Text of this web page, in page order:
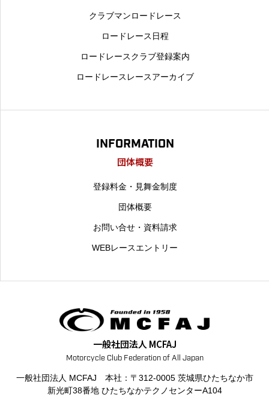
クラブマンロードレース
ロードレース日程
ロードレースクラブ登録案内
ロードレースレースアーカイブ
INFORMATION
団体概要
登録料金・見舞金制度
団体概要
お問い合せ・資料請求
WEBレースエントリー
一般社団法人 MCFAJ
一般社団法人 MCFAJ 本社：〒312-0005 茨城県ひたちなか市
新光町38番地ひたちなかテクノセンターA104